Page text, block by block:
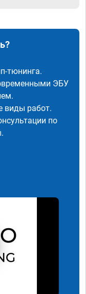
тюнинга.
ЭБУ
виды работ.
по